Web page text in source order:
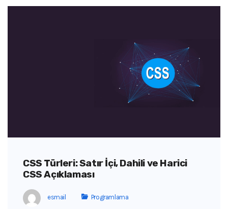
CSS Türleri: Satır İçi, Dahili ve Harici
CSS Açıklaması
esmail Programlama